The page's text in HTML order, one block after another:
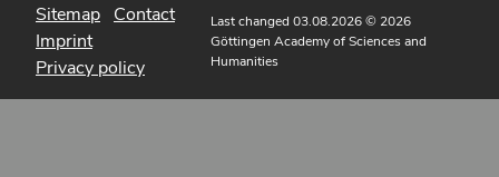
Sitemap Contact
Imprint
Privacy policy
Last changed 03.08.2026© 2026
Göttingen Academy of Sciences and
Humanities